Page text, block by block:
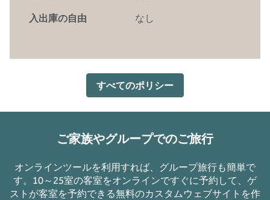
入出庫の自由 なし
すべてのポリシー
ご家族やグループでのご旅行
オンラインツールを利用すれば、グループ旅行も簡単で
す。10～25室の客室をオンラインですぐに予約して、ゲ
ストが客室を予約できる無料のカスタムウェブサイトを作